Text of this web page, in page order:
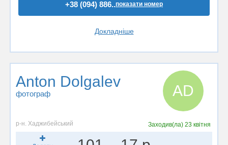
+38 (094) 886..показати номер
Докладніше
Anton Dolgalev
фотограф AD
р-н. Хаджибейський Заходив(ла)23 квітня